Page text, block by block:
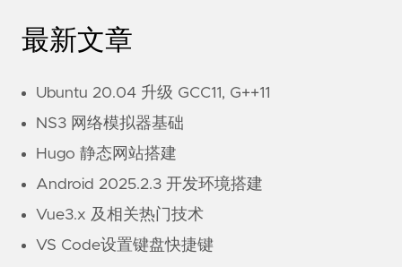
最新文章
Ubuntu 20.04 升级 GCC11, G++11
NS3 网络模拟器基础
Hugo 静态网站搭建
Android 2025.2.3 开发环境搭建
Vue3.x 及相关热门技术
VS Code设置键盘快捷键